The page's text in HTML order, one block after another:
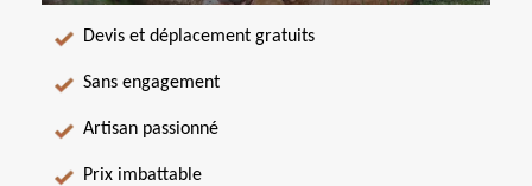
Devis et déplacement gratuits
Sans engagement
Artisan passionné
Prix imbattable